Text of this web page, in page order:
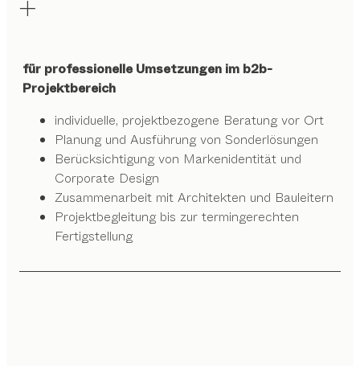
für professionelle Umsetzungen im b2b-
Projektbereich
individuelle, projektbezogene Beratung vor Ort
Planung und Ausführung von Sonderlösungen
Berücksichtigung von Markenidentität und
Corporate Design
Zusammenarbeit mit Architekten und Bauleitern
Projektbegleitung bis zur termingerechten
Fertigstellung